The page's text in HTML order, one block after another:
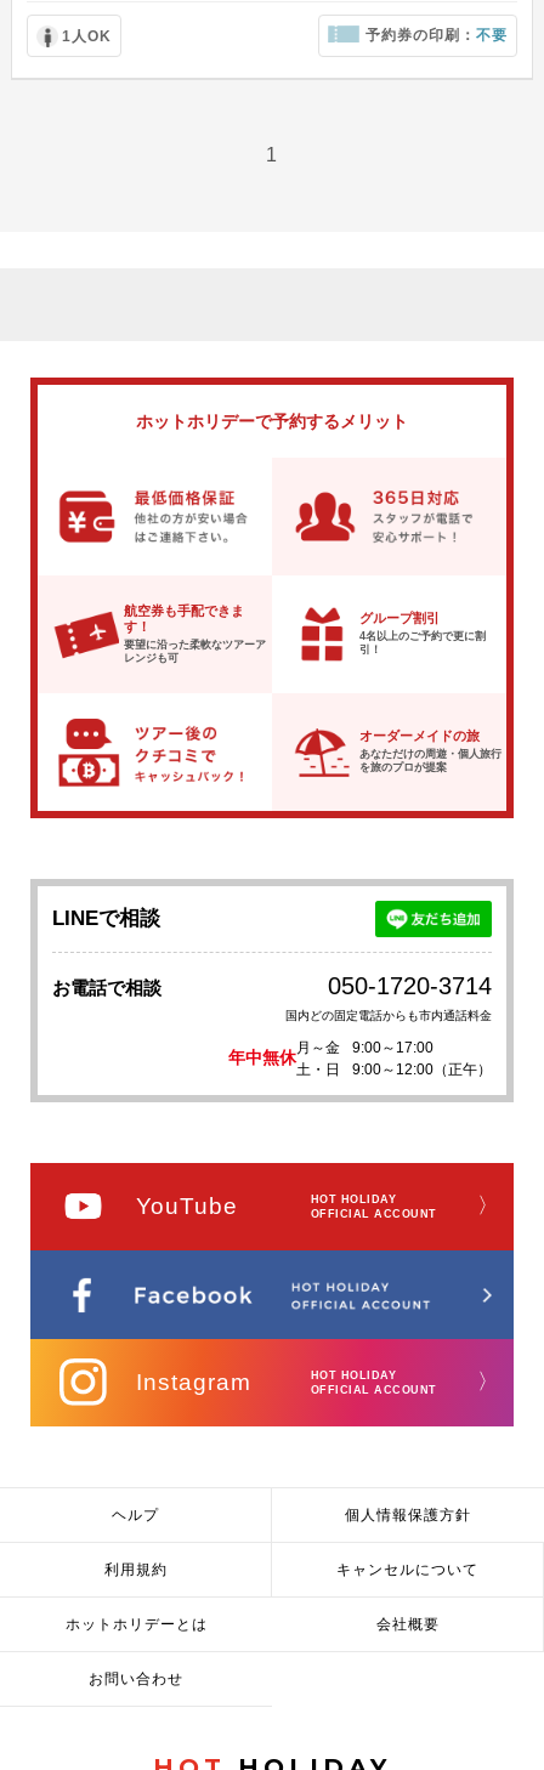
1人OK 予約券の印刷：不要
1
ホットホリデーで予約するメリット
航空券も手配できま
す！
要望に沿った柔軟なツアーア
レンジも可
グループ割引
4名以上のご予約で更に割
引！
オーダーメイドの旅
あなただけの周遊・個人旅行
を旅のプロが提案
LINEで相談
お電話で相談 050-1720-3714
国内どの固定電話からも市内通話料金
年中無休
月～金
9:00～17:00
土・日
9:00～12:00（正午）
YouTube
HOT HOLIDAY
OFFICIAL ACCOUNT
〉
Instagram
HOT HOLIDAY
OFFICIAL ACCOUNT
〉
ヘルプ 個人情報保護方針
利用規約 キャンセルについて
ホットホリデーとは 会社概要
お問い合わせ